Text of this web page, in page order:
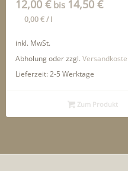
12,00 €bis 14,50 €
0,00€/l
inkl. MwSt.
Abholung oder zzgl.
Lieferzeit:2-5 Werktage
Zum Produkt